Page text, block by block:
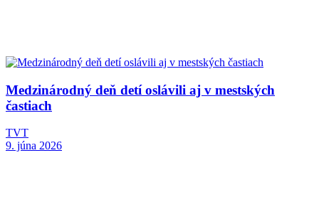
Medzinárodný deň detí oslávili aj v mestských
častiach
TVT
9. júna 2026